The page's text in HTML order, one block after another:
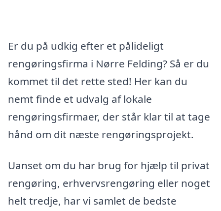
Er du på udkig efter et pålideligt
rengøringsfirma i Nørre Felding? Så er du
kommet til det rette sted! Her kan du
nemt finde et udvalg af lokale
rengøringsfirmaer, der står klar til at tage
hånd om dit næste rengøringsprojekt.
Uanset om du har brug for hjælp til privat
rengøring, erhvervsrengøring eller noget
helt tredje, har vi samlet de bedste